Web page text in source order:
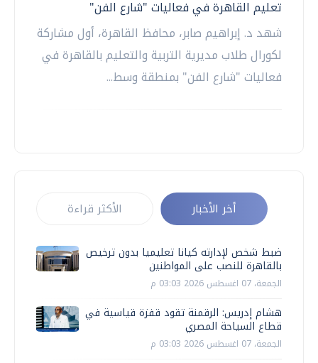
تعليم القاهرة في فعاليات "شارع الفن"
شهد د. إبراهيم صابر، محافظ القاهرة، أول مشاركة
لكورال طلاب مديرية التربية والتعليم بالقاهرة في
فعاليات "شارع الفن" بمنطقة وسط...
أخر الأخبار الأكثر قراءة
ضبط شخص لإدارته كيانا تعليميا بدون ترخيص
بالقاهرة للنصب على المواطنين
الجمعة، 07 اغسطس 2026 03:03 م
هشام إدريس: الرقمنة تقود قفزة قياسية في
قطاع السياحة المصري
الجمعة، 07 اغسطس 2026 03:03 م